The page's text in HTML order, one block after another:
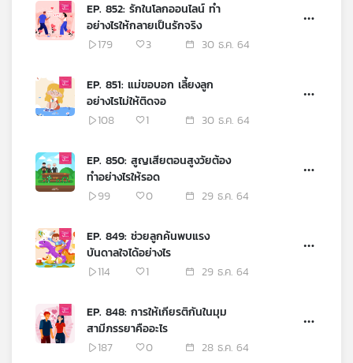
แผนที่
EP. 852: รักในโลกออนไลน์ ทำ
อย่างไรให้กลายเป็นรักจริง
179
3 30 ธ.ค. 64
EP. 851: แม่ขอบอก เลี้ยงลูก
อย่างไรไม่ให้ติดจอ
108
1 30 ธ.ค. 64
EP. 850: สูญเสียตอนสูงวัยต้อง
ทำอย่างไรให้รอด
99
0 29 ธ.ค. 64
EP. 849: ช่วยลูกค้นพบแรง
บันดาลใจได้อย่างไร
114
1 29 ธ.ค. 64
EP. 848: การให้เกียรติกันในมุม
สามีภรรยาคืออะไร
187
0 28 ธ.ค. 64